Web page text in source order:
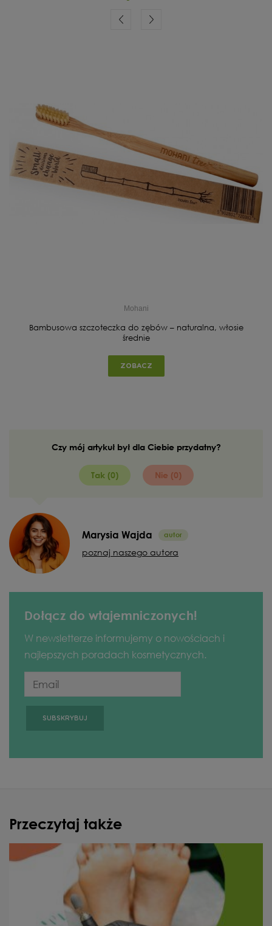
Mohani
Bambusowa szczoteczka do zębów – naturalna, włosie
średnie
ZOBACZ
Czy mój artykuł był dla Ciebie przydatny?
Tak (0) Nie (0)
Marysia Wajda
poznaj naszego autora
Dołącz do wtajemniczonych!
W newsletterze informujemy o nowościach i
najlepszych poradach kosmetycznych.
Przeczytaj także